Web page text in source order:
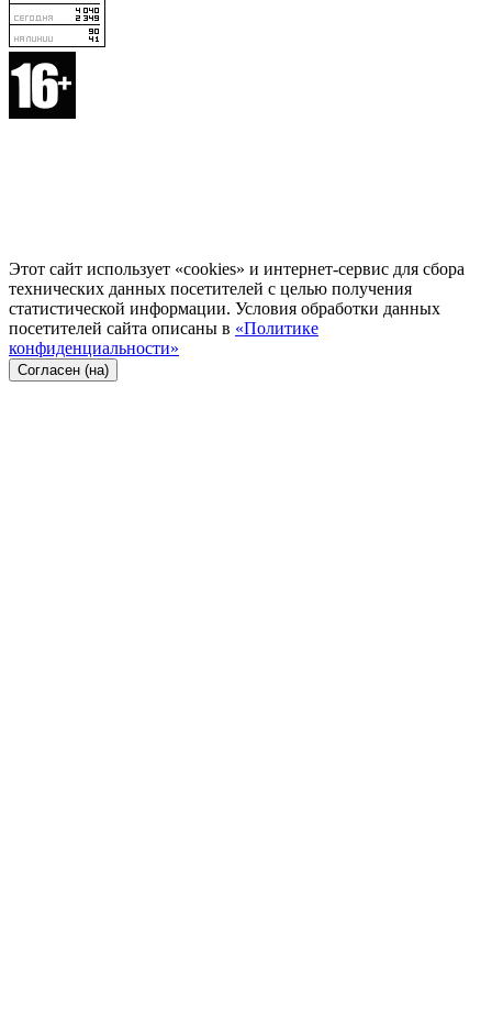
Этот сайт использует «cookies» и интернет-сервис для сбора
технических данных посетителей с целью получения
статистической информации. Условия обработки данных
посетителей сайта описаны в «Политике
конфиденциальности»
Согласен (на)